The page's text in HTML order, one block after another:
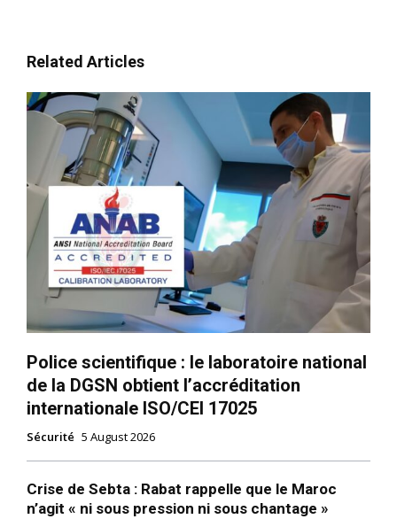
Related Articles
Police scientifique : le laboratoire national
de la DGSN obtient l’accréditation
internationale ISO/CEI 17025
Sécurité 5 August 2026
Crise de Sebta : Rabat rappelle que le Maroc
n’agit « ni sous pression ni sous chantage »